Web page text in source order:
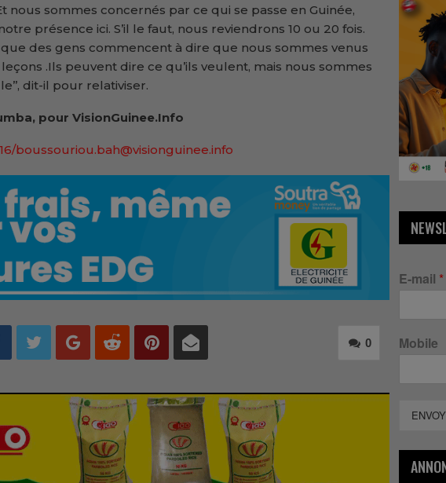
nous sommes concernés par ce qui se passe en Guinée,
présence ici. S’il le faut, nous reviendrons 10 ou 20 fois.
que des gens commencent à dire que nous sommes venus
.Ils peuvent dire ce qu’ils veulent, mais nous sommes
dit-il pour relativiser.
pour VisionGuinee.Info
16/boussouriou.bah@visionguinee.info
0
E-mail *
Mobile